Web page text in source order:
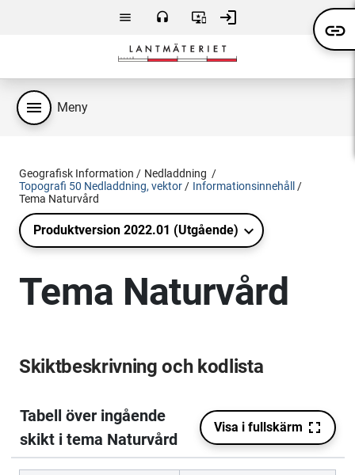
Hoppa till huvudsakligt innehåll
menu headset
oss
important_devices login
in
menu Meny
Geografisk Information
Nedladdning
Topografi 50 Nedladdning, vektor
Informationsinnehåll
Tema Naturvård
Produktversion 2022.01 (Utgående)
Tema Naturvård
Skiktbeskrivning och kodlista
link